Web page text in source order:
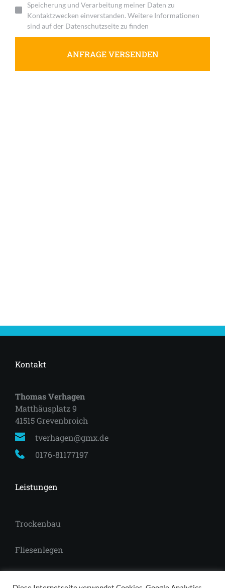
Speicherung und Verarbeitung meiner Daten zu
Kontaktzwecken einverstanden. Weitere Informationen
sind auf der Datenschutzseite zu finden
ANFRAGE VERSENDEN
Kontakt
Thomas Verhagen
Matthäusplatz 9
41515 Grevenbroich
tverhagen@gmx.de
0176-81177197
Leistungen
Trockenbau
Fliesenlegen